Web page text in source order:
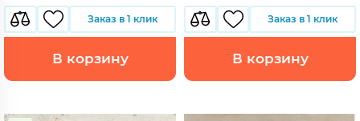
Заказ в 1 клик
В корзину
Заказ в 1 клик
В корзину